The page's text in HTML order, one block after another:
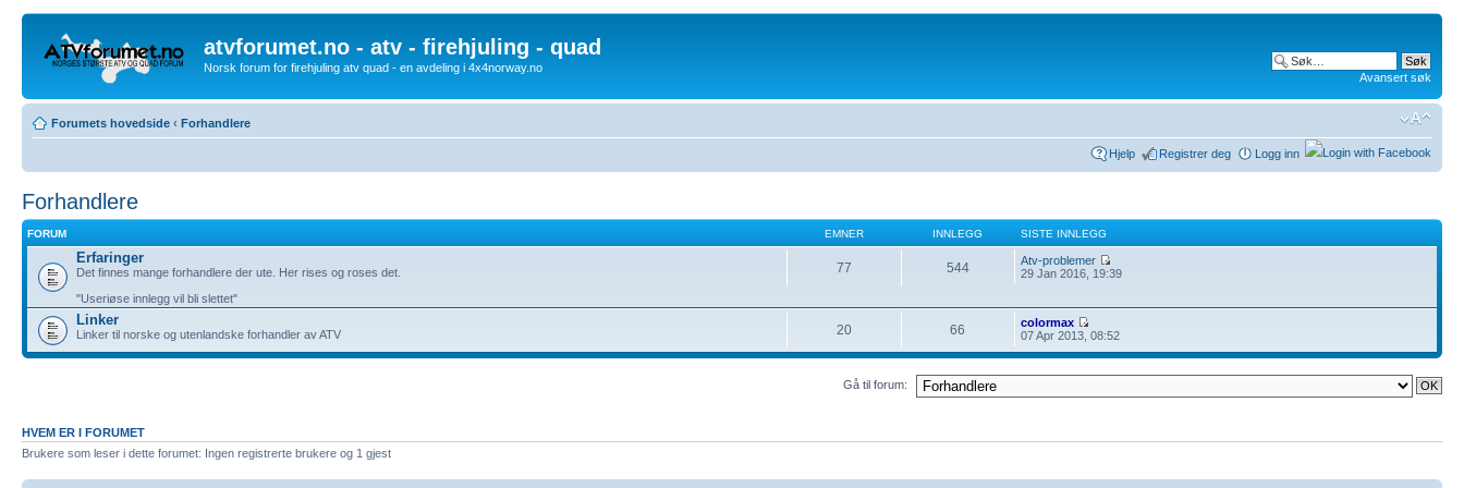
atvforumet.no - atv - firehjuling - quad
Norsk forum for firehjuling atv quad - en avdeling i 4x4norway.no
Avansert søk
Forumets hovedside ‹ Forhandlere
Hjelp Registrer deg Logg inn
Forhandlere
FORUM EMNER INNLEGG SISTE INNLEGG
Erfaringer
Det finnes mange forhandlere der ute. Her rises og roses det.
"Useriøse innlegg vil bli slettet"
77 544
Atv-problemer
29 Jan 2016, 19:39
Linker
Linker til norske og utenlandske forhandler av ATV 20 66
colormax
07 Apr 2013, 08:52
Gå til forum:
HVEM ER I FORUMET
Brukere som leser i dette forumet: Ingen registrerte brukere og 1 gjest